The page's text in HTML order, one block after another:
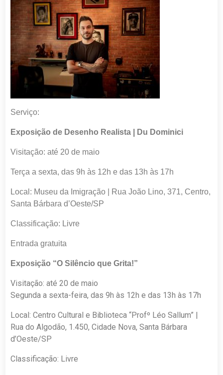
Serviço:
Exposição de Desenho Realista | Du Dominici
Visitação: até 20 de maio
Terça a sexta, das 9h às 12h e das 13h às 17h
Local: Museu da Imigração | Rua João Lino, 371, Centro,
Santa Bárbara d’Oeste/SP
Classificação: Livre
Entrada gratuita
Exposição “O Silêncio que Grita!”
Visitação: até 20 de maio
Segunda a sexta-feira, das 9h às 12h e das 13h às 17h
Local: Centro Cultural e Biblioteca “Profº Léo Sallum” |
Rua do Algodão, 1.450, Cidade Nova, Santa Bárbara
d’Oeste/SP
Classificação: Livre